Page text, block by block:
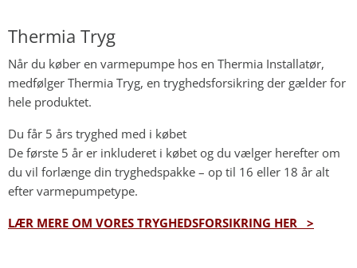
Thermia Tryg
Når du køber en varmepumpe hos en Thermia Installatør,
medfølger Thermia Tryg, en tryghedsforsikring der gælder for
hele produktet.
Du får 5 års tryghed med i købet
De første 5 år er inkluderet i købet og du vælger herefter om
du vil forlænge din tryghedspakke – op til 16 eller 18 år alt
efter varmepumpetype.
LÆR MERE OM VORES TRYGHEDSFORSIKRING HER >